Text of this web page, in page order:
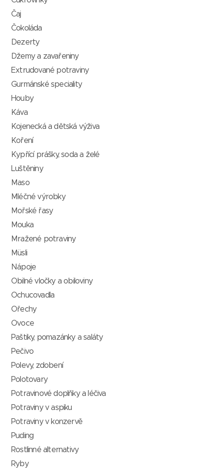
Čaj
Čokoláda
Dezerty
Džemy a zavařeniny
Extrudované potraviny
Gurmánské speciality
Houby
Káva
Kojenecká a dětská výživa
Koření
Kypřící prášky, soda a želé
Luštěniny
Maso
Mléčné výrobky
Mořské řasy
Mouka
Mražené potraviny
Müsli
Nápoje
Obilné vločky a obiloviny
Ochucovadla
Ořechy
Ovoce
Paštiky, pomazánky a saláty
Pečivo
Polevy, zdobení
Polotovary
Potravinové doplňky a léčiva
Potraviny v aspiku
Potraviny v konzervě
Puding
Rostlinné alternativy
Ryby